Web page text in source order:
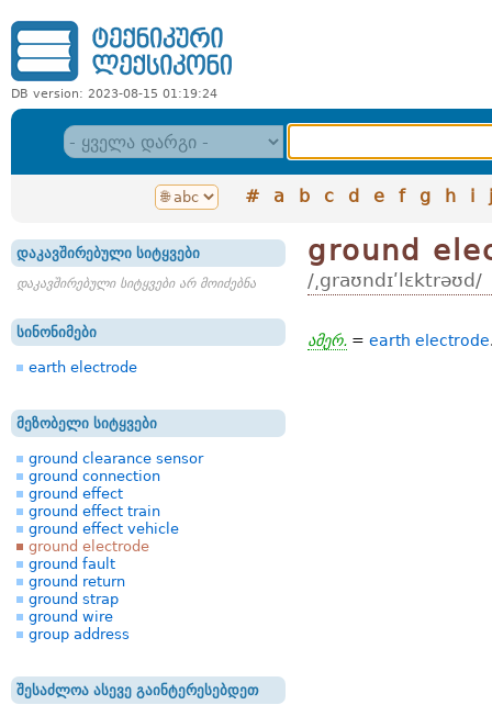
DB version: 2023-08-15 01:19:24
# a b c d e f g h i j
დაკავშირებული სიტყვები
დაკავშირებული სიტყვები არ მოიძებნა
სინონიმები
earth electrode
მეზობელი სიტყვები
ground clearance sensor
ground connection
ground effect
ground effect train
ground effect vehicle
ground electrode
ground fault
ground return
ground strap
ground wire
group address
შესაძლოა ასევე გაინტერესებდეთ
ground
/͵graʊndɪʹlɛktrəʊd/
ამერ. = earth electrode